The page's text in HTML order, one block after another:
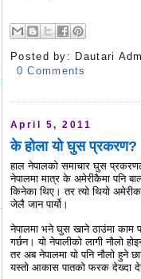
Posted by: Dautari
0 Comments
April 5, 2011
के होला यो घुस प्रकरण?
हाल नेपालको समाचार घुस
नेपालमा मात्र के अमेरीकैमा पनि
किनेका थिए। तर त्यो थियो
जेलै जान पार्यो।
नेपालमा भने घुस खाने ठाउंमा काम
गर्छन। यो नेपालीको लागी नौलो
तर अब नेपालमा यो पनि नौलो हुने
यस्तो आकास पातको फरक देख्दा